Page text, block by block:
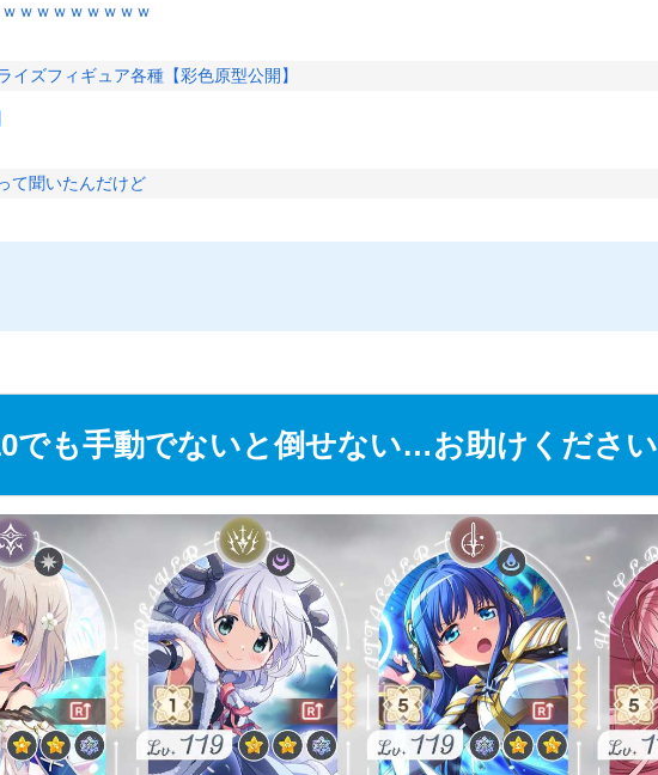
ｗｗｗｗｗｗｗｗ
イズフィギュア各種【彩色原型公開】
て聞いたんだけど
でも手動でないと倒せない…お助けください